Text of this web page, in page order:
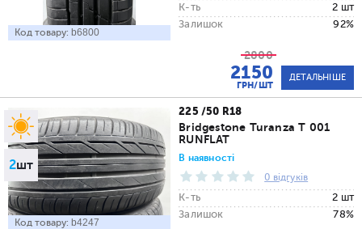
Код товару: b6800
К-ть
2 шт
Залишок
92%
2800
2150
ГРН/ШТ
ДЕТАЛЬНІШЕ
2шт
Код товару: b4247
225 /50 R18
Bridgestone Turanza T 001
RUNFLAT
В наявності
0 відгуків
К-ть
2 шт
Залишок
78%